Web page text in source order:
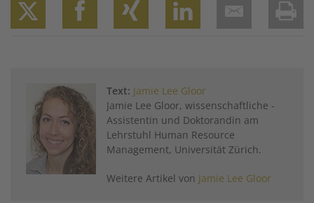
Text: Jamie Lee Gloor
Jamie Lee Gloor, ­wissenschaftliche ­
Assistentin und Doktorandin am
Lehrstuhl Human Re­source
Management, ­Universität Zürich.
Weitere Artikel von Jamie Lee Gloor